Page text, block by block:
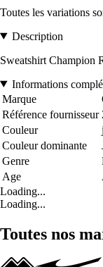
Toutes les variations
Description
Sweatshirt Champion
Informations
Marque
Référence fournisseur
Couleur
Couleur dominante
Genre
Age
Loading...
Loading...
Toutes nos